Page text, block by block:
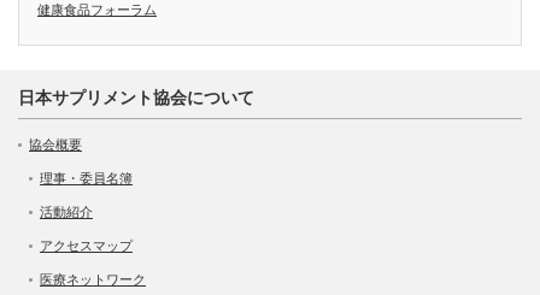
健康食品フォーラム
日本サプリメント協会について
協会概要
理事・委員名簿
活動紹介
アクセスマップ
医療ネットワーク